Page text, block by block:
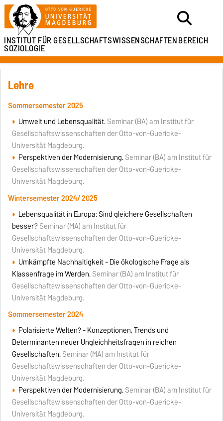
INSTITUT FÜRGESELLSCHAFTSWISSENSCHAFTENBEREICH
SOZIOLOGIE
Lehre
Sommersemester 2025
Umwelt und Lebensqualität.Seminar (BA) am Institut für
Gesellschaftswissenschaften der Otto-von-Guericke-
Universität Magdeburg.
Perspektiven der Modernisierung.Seminar (BA) am Institut für
Gesellschaftswissenschaften der Otto-von-Guericke-
Universität Magdeburg.
Wintersemester 2024/ 2025
Lebensqualität in Europa: Sind gleichere Gesellschaften
besser?Seminar (MA) am Institut für
Gesellschaftswissenschaften der Otto-von-Guericke-
Universität Magdeburg.
Umkämpfte Nachhaltigkeit - Die ökologische Frage als
Klassenfrage im Werden.Seminar (BA) am Institut für
Gesellschaftswissenschaften der Otto-von-Guericke-
Universität Magdeburg.
Sommersemester 2024
Polarisierte Welten? - Konzeptionen, Trends und
Determinanten neuer Ungleichheitsfragen in reichen
Gesellschaften.Seminar (MA) am Institut für
Gesellschaftswissenschaften der Otto-von-Guericke-
Universität Magdeburg.
Perspektiven der Modernisierung.Seminar (BA) am Institut für
Gesellschaftswissenschaften der Otto-von-Guericke-
Universität Magdeburg.